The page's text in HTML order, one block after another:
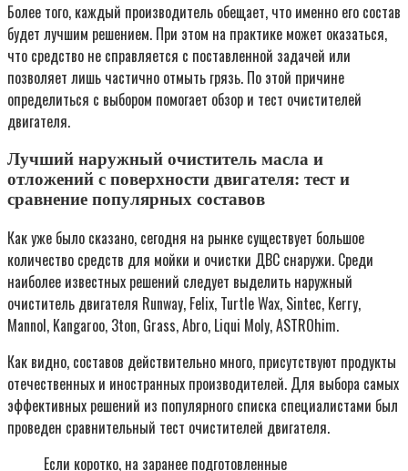
Более того, каждый производитель обещает, что именно его состав
будет лучшим решением. При этом на практике может оказаться,
что средство не справляется с поставленной задачей или
позволяет лишь частично отмыть грязь. По этой причине
определиться с выбором помогает обзор и тест очистителей
двигателя.
Лучший наружный очиститель масла и
отложений с поверхности двигателя: тест и
сравнение популярных составов
Как уже было сказано, сегодня на рынке существует большое
количество средств для мойки и очистки ДВС снаружи. Среди
наиболее известных решений следует выделить наружный
очиститель двигателя Runway, Felix, Turtle Wax, Sintec, Kerry,
Mannol, Kangaroo, 3ton, Grass, Abro, Liqui Moly, ASTROhim.
Как видно, составов действительно много, присутствуют продукты
отечественных и иностранных производителей. Для выбора самых
эффективных решений из популярного списка специалистами был
проведен сравнительный тест очистителей двигателя.
Если коротко, на заранее подготовленные